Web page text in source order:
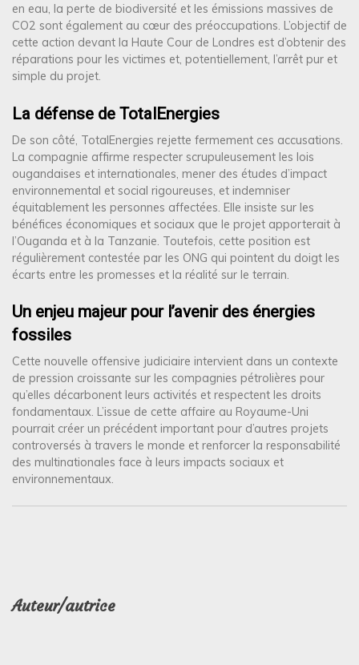
en eau, la perte de biodiversité et les émissions massives de
CO2 sont également au cœur des préoccupations. L’objectif de
cette action devant la Haute Cour de Londres est d’obtenir des
réparations pour les victimes et, potentiellement, l’arrêt pur et
simple du projet.
La défense de TotalEnergies
De son côté, TotalEnergies rejette fermement ces accusations.
La compagnie affirme respecter scrupuleusement les lois
ougandaises et internationales, mener des études d’impact
environnemental et social rigoureuses, et indemniser
équitablement les personnes affectées. Elle insiste sur les
bénéfices économiques et sociaux que le projet apporterait à
l’Ouganda et à la Tanzanie. Toutefois, cette position est
régulièrement contestée par les ONG qui pointent du doigt les
écarts entre les promesses et la réalité sur le terrain.
Un enjeu majeur pour l’avenir des énergies
fossiles
Cette nouvelle offensive judiciaire intervient dans un contexte
de pression croissante sur les compagnies pétrolières pour
qu’elles décarbonent leurs activités et respectent les droits
fondamentaux. L’issue de cette affaire au Royaume-Uni
pourrait créer un précédent important pour d’autres projets
controversés à travers le monde et renforcer la responsabilité
des multinationales face à leurs impacts sociaux et
environnementaux.
Auteur/autrice